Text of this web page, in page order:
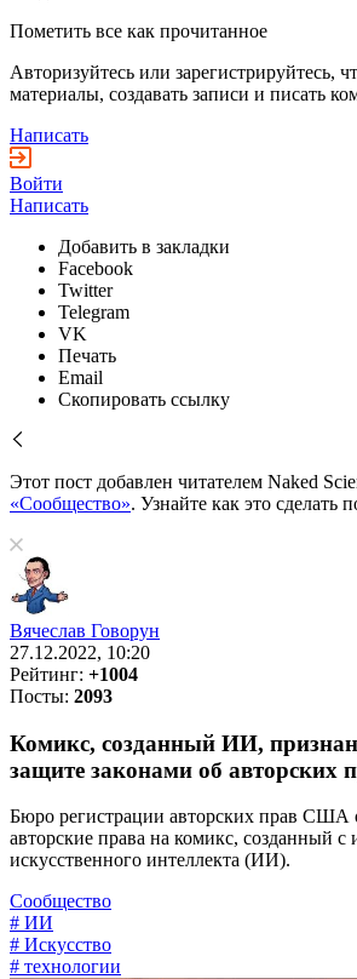
Пометить все как прочитанное
Авторизуйтесь или зарегистрируйтесь,
материалы, создавать записи и писать
Написать
Войти
Написать
Добавить в закладки
Facebook
Twitter
Telegram
VK
Печать
Email
Скопировать ссылку
Этот пост добавлен читателем Naked
«Сообщество». Узнайте как это сделать
Вячеслав Говорун
27.12.2022, 10:20
Рейтинг: +1004
Посты: 2093
Комикс, созданный ИИ,
защите законами об авторских
Бюро регистрации авторских прав США
авторские права на комикс, созданный с
искусственного интеллекта (ИИ).
Сообщество
# ИИ
# Искусство
# технологии